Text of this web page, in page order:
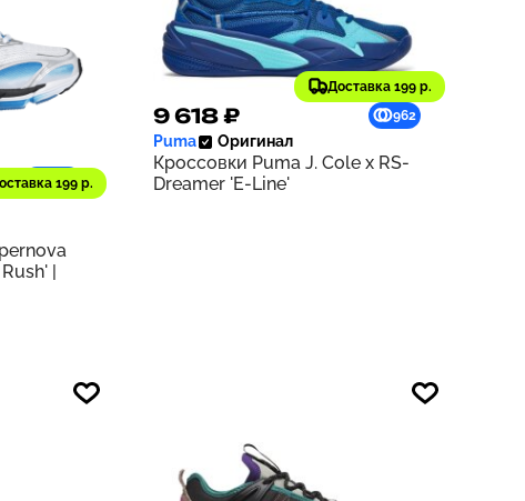
199 р.
1229
|
Доставка 199 р.
9 618 ₽ 962
Puma Оригинал
Кроссовки Puma J. Cole x RS-
Dreamer 'E-Line'